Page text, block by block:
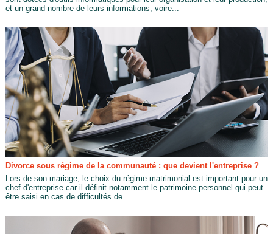
et un grand nombre de leurs informations, voire...
Divorce sous régime de la communauté : que devient l'entreprise ?
Lors de son mariage, le choix du régime matrimonial est important pour un
chef d'entreprise car il définit notamment le patrimoine personnel qui peut
être saisi en cas de difficultés de...